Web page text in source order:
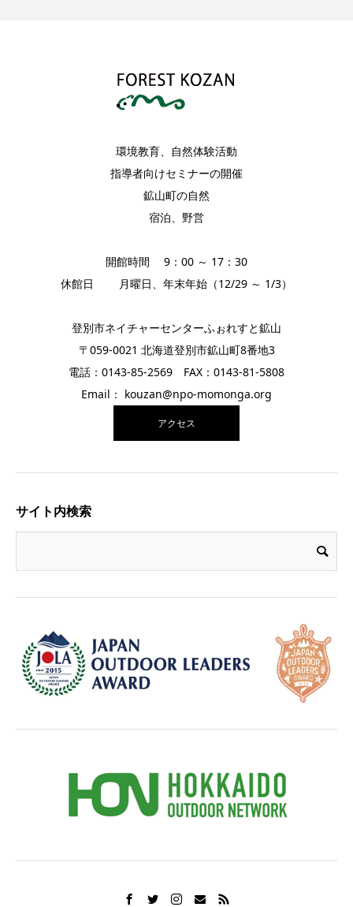
環境教育、自然体験活動
指導者向けセミナーの開催
鉱山町の自然
宿泊、野営
開館時間 9：00 ～ 17：30
休館日 月曜日、年末年始（12/29 ～ 1/3）
登別市ネイチャーセンターふぉれすと鉱山
〒059-0021 北海道登別市鉱山町8番地3
電話：0143-85-2569 FAX：0143-81-5808
Email： kouzan@npo-momonga.org
アクセス
サイト内検索